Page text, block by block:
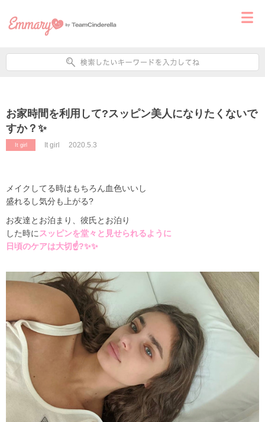
お家時間を利用して?スッピン美人になりたくないで
すか？✨
It girl It girl 2020.5.3
メイクしてる時はもちろん血色いいし
盛れるし気分も上がる?
お友達とお泊まり、彼氏とお泊り
した時に スッピンを堂々と見せられるように
日頃のケアは大切☝?✨✨